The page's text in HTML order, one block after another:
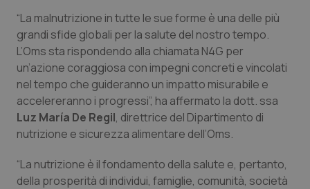
Puglia
Sardegna
Sicilia
Toscana
Umbria
Malattie rare
Malattia di Crohn & Rettocolite Ulcerosa
Neuroscienze & patologie neurodegenerative
Obesità
Oftalmologia
“La malnutrizione in tutte le sue forme è una delle più
grandi sfide globali per la salute del nostro tempo.
L’Oms sta rispondendo alla chiamata N4G per
un’azione coraggiosa con impegni concreti e vincolati
nel tempo che guideranno un impatto misurabile e
accelereranno i progressi”, ha affermato la dott. ssa
Luz María De Regil, direttrice del Dipartimento di
nutrizione e sicurezza alimentare dell’Oms.
“La nutrizione è il fondamento della salute e, pertanto,
della prosperità di individui, famiglie, comunità, società